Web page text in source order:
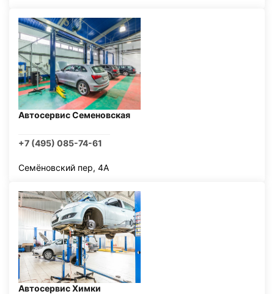
Автосервис Семеновская
+7 (495) 085-74-61
Семёновский пер, 4А
Автосервис Химки